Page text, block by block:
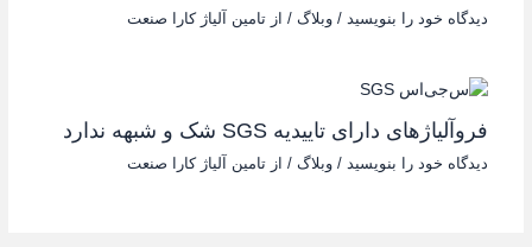
دیدگاه‌ خود را بنویسید / وبلاگ / از تامین آلیاژ کارا صنعت
فروآلیاژهای دارای تاییدیه SGS شک و شبهه ندارد
دیدگاه‌ خود را بنویسید / وبلاگ / از تامین آلیاژ کارا صنعت